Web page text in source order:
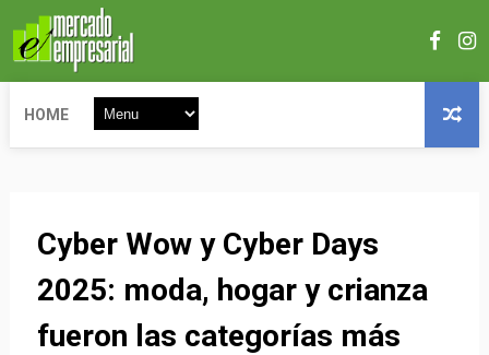
HOME
Cyber Wow y Cyber Days
2025: moda, hogar y crianza
fueron las categorías más